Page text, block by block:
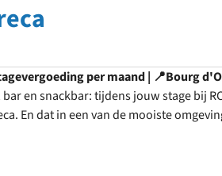
per maand | 📍Bourg
en snackbar: tijdens jouw stage bij
En dat in een van de mooiste